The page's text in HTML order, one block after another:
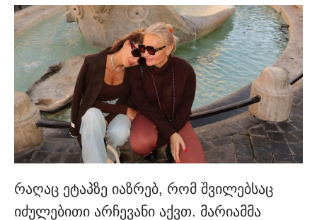
რაღაც ეტაპზე იაზრებ, რომ შვილებსაც
იძულებითი არჩევანი აქვთ. მარიამმა